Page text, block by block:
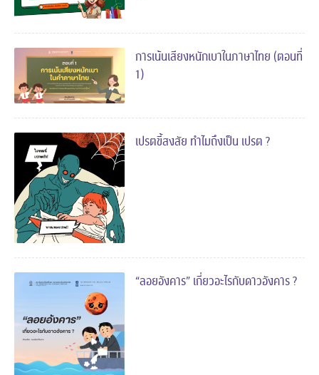
การเน้นเสียงหนักเบาในภาษาไทย (ตอนที่
1)
เปรตขี้สงสัย ทำไมถึงเป็น เปรต ?
“ลอยอังคาร” เกี่ยวอะไรกับดาวอังคาร ?